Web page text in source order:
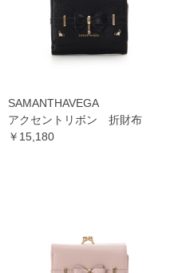
SAMANTHAVEGA
アクセントリボン 折財布
￥15,180